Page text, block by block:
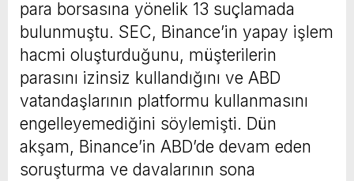
para borsasına yönelik 13 suçlamada
bulunmuştu. SEC, Binance’in yapay işlem
hacmi oluşturduğunu, müşterilerin
parasını izinsiz kullandığını ve ABD
vatandaşlarının platformu kullanmasını
engelleyemediğini söylemişti. Dün
akşam, Binance’in ABD’de devam eden
soruşturma ve davalarının sona